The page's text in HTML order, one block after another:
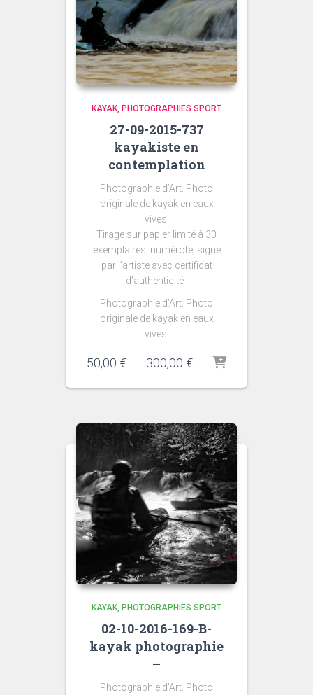
KAYAK PHOTOGRAPHIES SPORT
27-09-2015-737
kayakiste en
contemplation
Photographie d’Art. Photo
originale de kayak en eaux
vives.
Tirage sur papier limité à 30
exemplaires, numéroté, signé
par l’artiste avec certificat
d’authenticité .
Photographie d’Art. Photo
originale de kayak en eaux
vives.
50,00 € – 300,00 €Plage
prix :
à
300,00 €
KAYAK PHOTOGRAPHIES SPORT
02-10-2016-169-B-
kayak photographie
–
Photographie d’Art. Photo